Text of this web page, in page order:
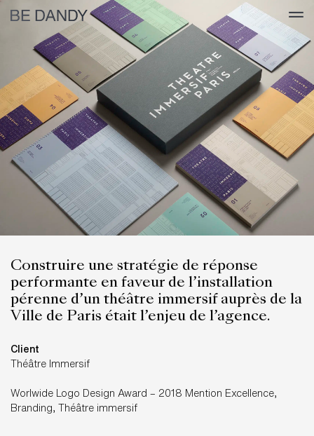
Construire une stratégie de réponse
performante en faveur de l’installation
pérenne d’un théâtre immersif auprès de la
Ville de Paris était l’enjeu de l’agence.
Client
Théâtre Immersif
Worlwide Logo Design Award – 2018 Mention Excellence,
Branding, Théâtre immersif